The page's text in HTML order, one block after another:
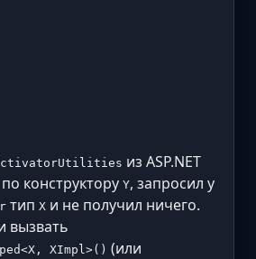
из ASP.NET
конструктору Y, запросил у
тип X и не получил ничего.
вызвать
XImpl>() (или